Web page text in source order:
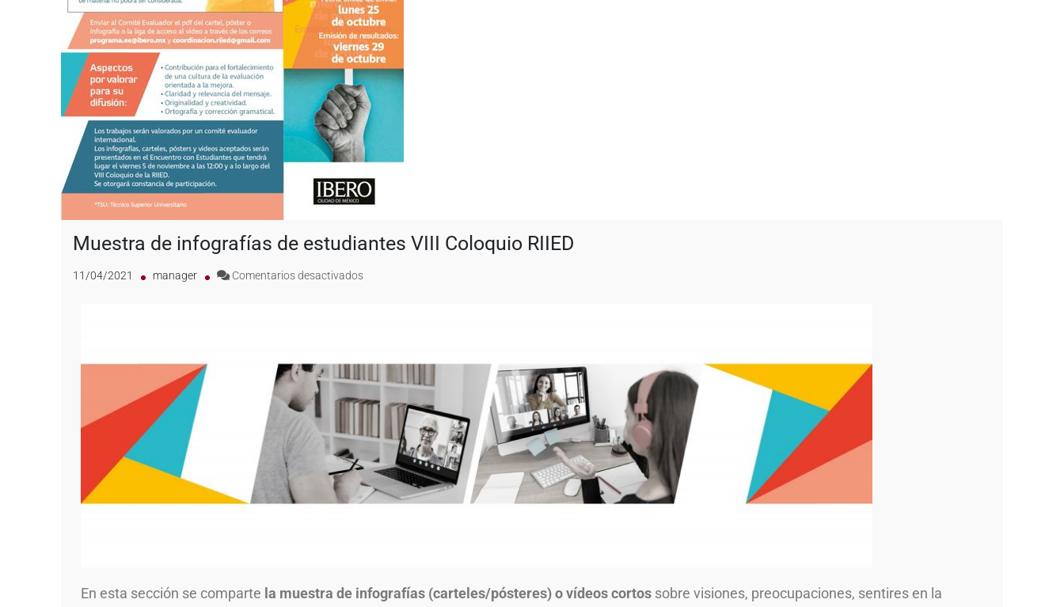
Muestra de infografías de estudiantes VIII Coloquio RIIED
11/04/2021 manager Comentarios desactivados
En esta sección se comparte la muestra de infografías (carteles/pósteres) o vídeos cortos sobre visiones, preocupaciones, sentires en la